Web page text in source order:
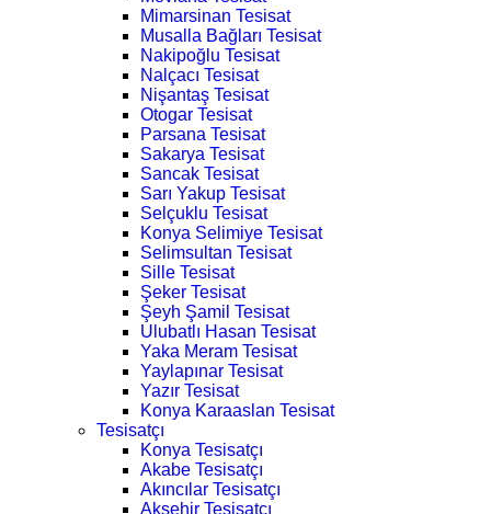
Mimarsinan Tesisat
Musalla Bağları Tesisat
Nakipoğlu Tesisat
Nalçacı Tesisat
Nişantaş Tesisat
Otogar Tesisat
Parsana Tesisat
Sakarya Tesisat
Sancak Tesisat
Sarı Yakup Tesisat
Selçuklu Tesisat
Konya Selimiye Tesisat
Selimsultan Tesisat
Sille Tesisat
Şeker Tesisat
Şeyh Şamil Tesisat
Ulubatlı Hasan Tesisat
Yaka Meram Tesisat
Yaylapınar Tesisat
Yazır Tesisat
Konya Karaaslan Tesisat
Tesisatçı
Konya Tesisatçı
Akabe Tesisatçı
Akıncılar Tesisatçı
Akşehir Tesisatçı